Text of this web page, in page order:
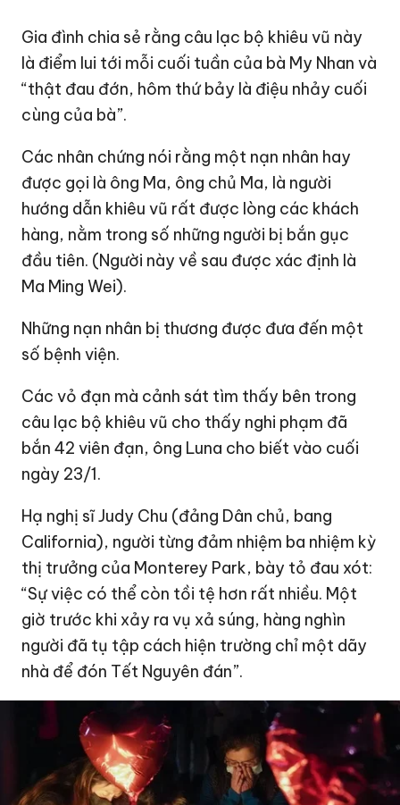
Gia đình chia sẻ rằng câu lạc bộ khiêu vũ này
là điểm lui tới mỗi cuối tuần của bà My Nhan và
“thật đau đớn, hôm thứ bảy là điệu nhảy cuối
cùng của bà”.
Các nhân chứng nói rằng một nạn nhân hay
được gọi là ông Ma, ông chủ Ma, là người
hướng dẫn khiêu vũ rất được lòng các khách
hàng, nằm trong số những người bị bắn gục
đầu tiên. (Người này về sau được xác định là
Ma Ming Wei).
Những nạn nhân bị thương được đưa đến một
số bệnh viện.
Các vỏ đạn mà cảnh sát tìm thấy bên trong
câu lạc bộ khiêu vũ cho thấy nghi phạm đã
bắn 42 viên đạn, ông Luna cho biết vào cuối
ngày 23/1.
Hạ nghị sĩ Judy Chu (đảng Dân chủ, bang
California), người từng đảm nhiệm ba nhiệm kỳ
thị trưởng của Monterey Park, bày tỏ đau xót:
“Sự việc có thể còn tồi tệ hơn rất nhiều. Một
giờ trước khi xảy ra vụ xả súng, hàng nghìn
người đã tụ tập cách hiện trường chỉ một dãy
nhà để đón Tết Nguyên đán”.